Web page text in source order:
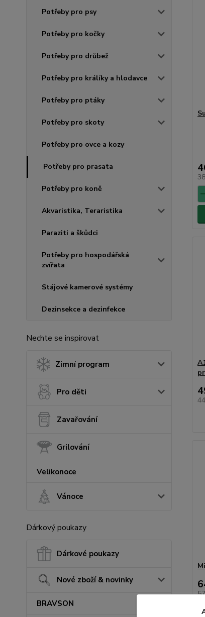
Potřeby pro psy
Potřeby pro kočky
Potřeby pro drůbež
Potřeby pro králíky a hlodavce
Potřeby pro ptáky
Potřeby pro skoty
Potřeby pro ovce a kozy
Potřeby pro prasata
Potřeby pro koně
Akvaristika, Teraristika
Paraziti a škůdci
Potřeby pro hospodářská
zvířata
Stájové kamerové systémy
Dezinsekce a dezinfekce
Nechte se inspirovat
Zimní program
Pro děti
Zavařování
Grilování
Velikonoce
Vánoce
Dárkový poukazy
Dárkové poukazy
Nové zboží & novinky
BRAVSON